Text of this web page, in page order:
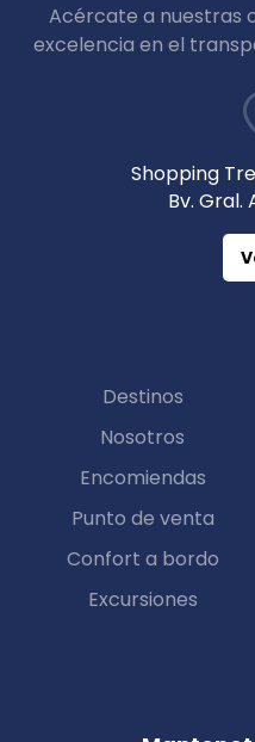
Acércate a nuestras
excelencia en el
Shopping
Bv. Gral.
Destinos
Nosotros
Encomiendas
Punto de venta
Confort a bordo
Excursiones